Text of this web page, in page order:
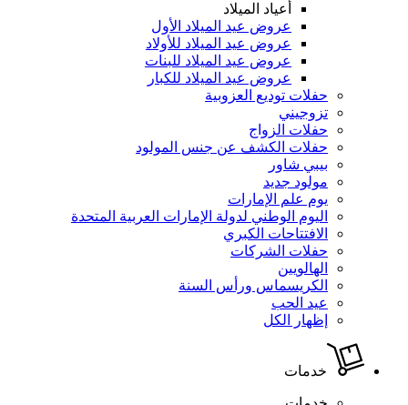
أعياد الميلاد
عروض عيد الميلاد الأول
عروض عيد الميلاد للأولاد
عروض عيد الميلاد للبنات
عروض عيد الميلاد للكبار
حفلات توديع العزوبية
تزوجيني
حفلات الزواج
حفلات الكشف عن جنس المولود
بيبي شاور
مولود جديد
يوم علم الإمارات
اليوم الوطني لدولة الإمارات العربية المتحدة
الافتتاحات الكبري
حفلات الشركات
الهالويين
الكريسماس ورأس السنة
عيد الحب
إظهار الكل
خدمات